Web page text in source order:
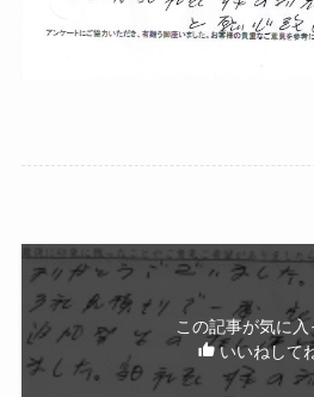
この記事が気に入
いいねして